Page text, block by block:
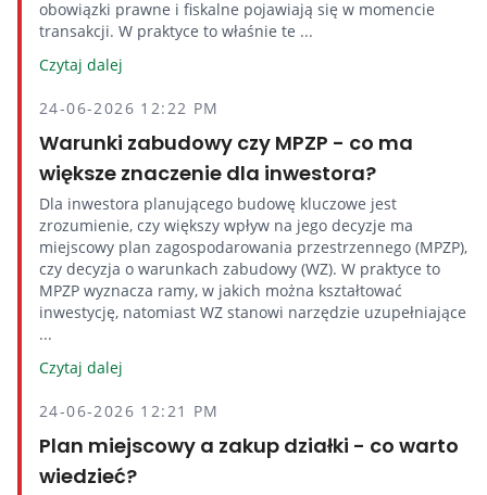
obowiązki prawne i fiskalne pojawiają się w momencie
transakcji. W praktyce to właśnie te ...
Czytaj dalej
24-06-2026 12:22 PM
Warunki zabudowy czy MPZP - co ma
większe znaczenie dla inwestora?
Dla inwestora planującego budowę kluczowe jest
zrozumienie, czy większy wpływ na jego decyzje ma
miejscowy plan zagospodarowania przestrzennego (MPZP),
czy decyzja o warunkach zabudowy (WZ). W praktyce to
MPZP wyznacza ramy, w jakich można kształtować
inwestycję, natomiast WZ stanowi narzędzie uzupełniające
...
Czytaj dalej
24-06-2026 12:21 PM
Plan miejscowy a zakup działki - co warto
wiedzieć?